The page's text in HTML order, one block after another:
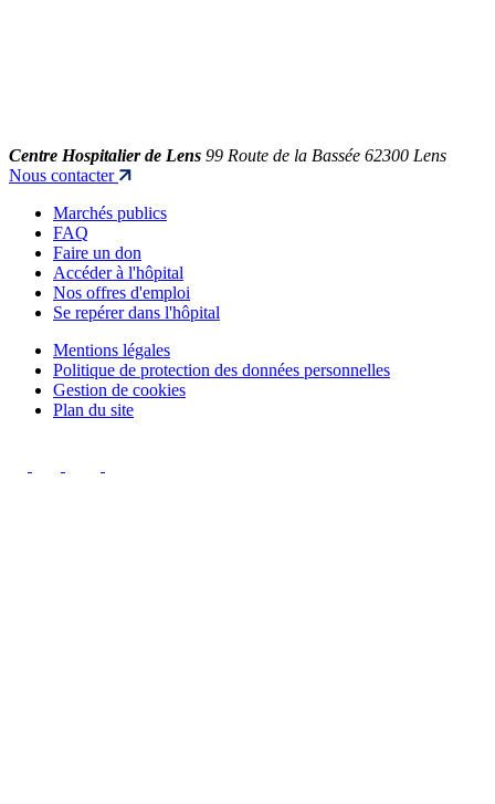
Centre Hospitalier de Lens 99 Route de la Bassée 62300 Lens
Nous contacter
Marchés publics
FAQ
Faire un don
Accéder à l'hôpital
Nos offres d'emploi
Se repérer dans l'hôpital
Mentions légales
Politique de protection des données personnelles
Gestion de cookies
Plan du site